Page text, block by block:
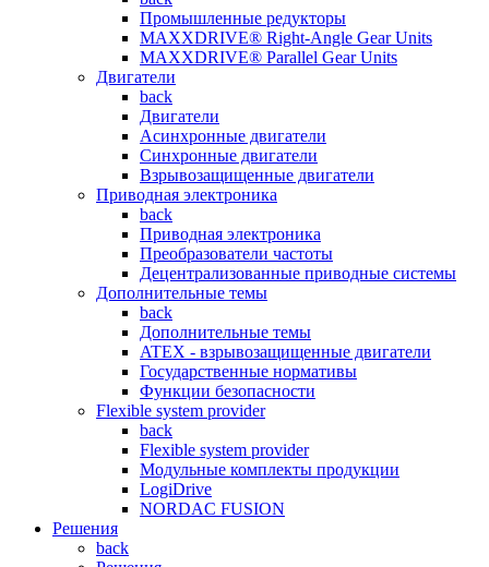
Промышленные редукторы
MAXXDRIVE® Right-Angle Gear Units
MAXXDRIVE® Parallel Gear Units
Двигатели
back
Двигатели
Асинхронные двигатели
Синхронные двигатели
Взрывозащищенные двигатели
Приводная электроника
back
Приводная электроника
Преобразователи частоты
Децентрализованные приводные системы
Дополнительные темы
back
Дополнительные темы
ATEX - взрывозащищенные двигатели
Государственные нормативы
Функции безопасности
Flexible system provider
back
Flexible system provider
Модульные комплекты продукции
LogiDrive
NORDAC FUSION
Решения
back